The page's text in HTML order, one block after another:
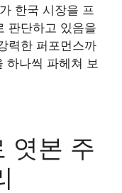
한국 시장을 프
판단하고 있음을
력한 퍼포먼스까
하나씩 파헤쳐 보
엿본 주